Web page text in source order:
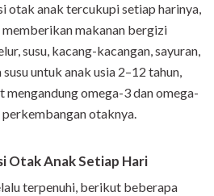
otak anak tercukupi setiap harinya,
makanan bergizi
susu, kacang-kacangan, sayuran,
untuk anak usia 2–12 tahun,
omega-3 dan omega-
otaknya.
Otak Anak Setiap Hari
terpenuhi, berikut beberapa